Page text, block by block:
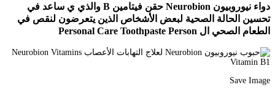
دواء نيوروبيون Neurobion حقن فيتامين B والذي ي ساعد في
تحسين الحالة الصحية لبعض الأشخاص الذين يتعرضون لنقص في
الطعام الصحي ال Personal Care Toothpaste Person
Save Image